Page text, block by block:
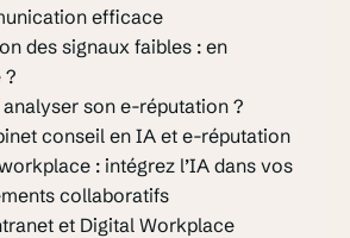
efficace
des signaux faibles : en
?
son e-réputation ?
conseil en IA et e-réputation
: intégrez l’IA dans vos
collaboratifs
et Digital Workplace